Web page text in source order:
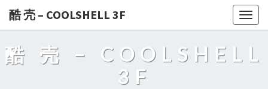
酷 壳 – COOLSHELL 3F
酷 壳 – COOLSHELL
3F